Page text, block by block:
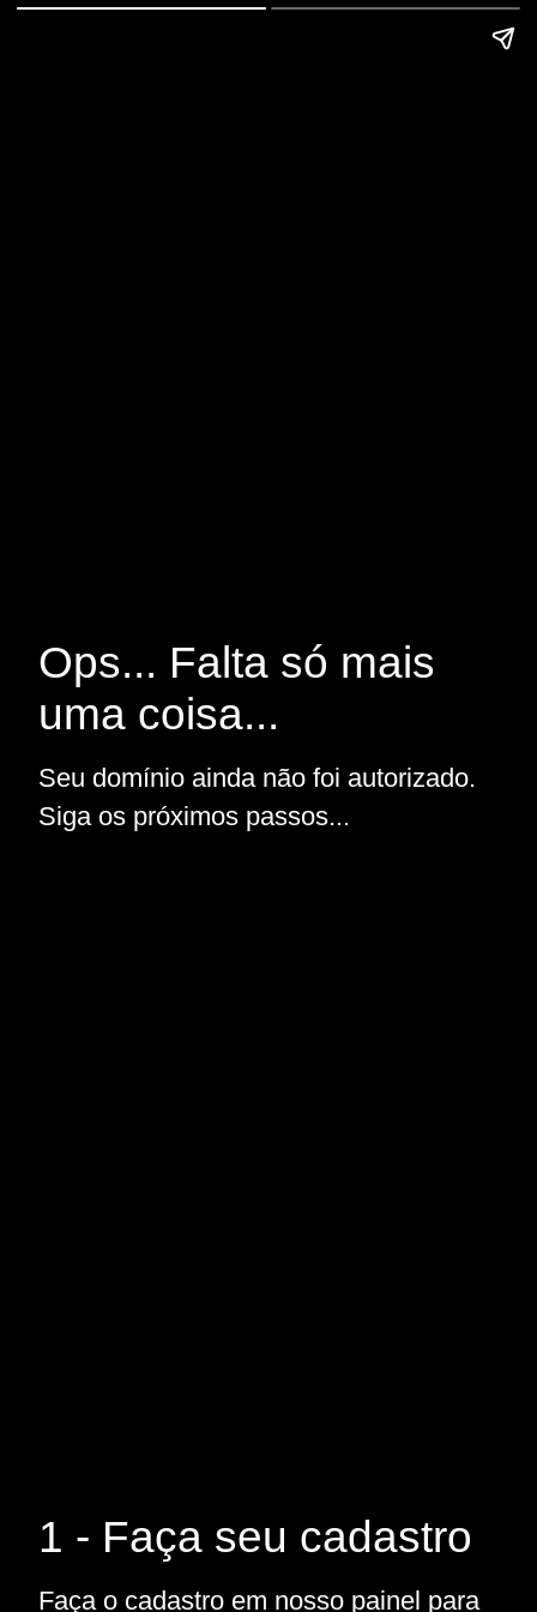
Ops... Falta só mais
uma coisa...
Seu domínio ainda não foi autorizado.
Siga os próximos passos...
1 - Faça seu cadastro
Faça o cadastro em nosso painel para